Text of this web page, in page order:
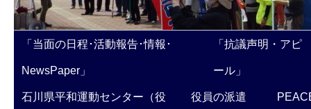
「当面の日程･活動報告･情報･
NewsPaper」
「抗議声明・アピ
ール」
石川県平和運動センター（役 役員の派遣